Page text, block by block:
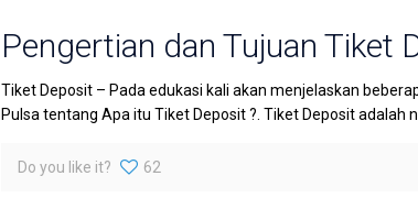
Pengertian dan Tujuan Tiket
Tiket Deposit – Pada edukasi kali akan menjelaskan
Pulsa tentang Apa itu Tiket Deposit ?. Tiket Deposit adalah
Do you like it? 62